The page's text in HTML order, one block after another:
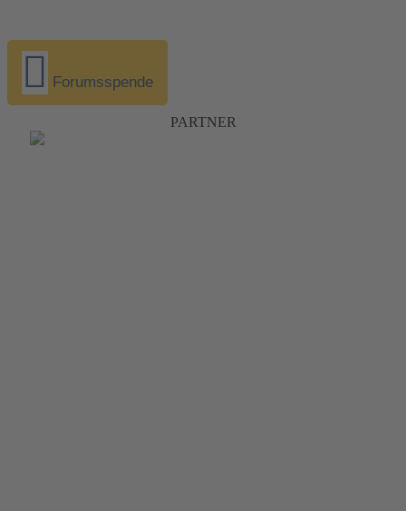
Forumsspende
PARTNER